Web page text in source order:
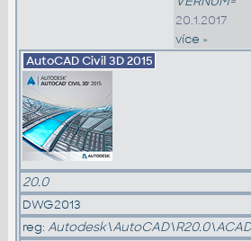
20.1.2017
více »
AutoCAD Civil 3D2015
20.0
DWG2013
reg: